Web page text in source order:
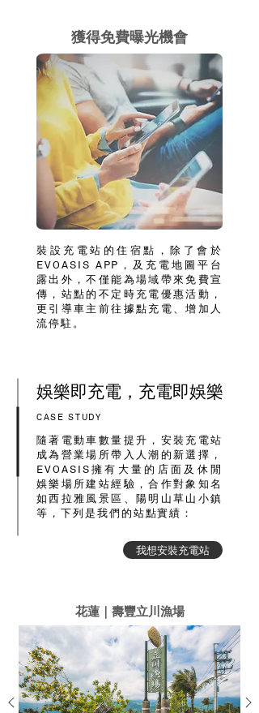
獲得免費曝光機會
裝設充電站的住宿點，除了會於
EVOASIS APP，及充電地圖平台
露出外，不僅能為場域帶來免費宣
傳，站點的不定時充電優惠活動，
更引導車主前往據點充電、增加人
流停駐。
娛樂即充電，充電即娛樂
CASE STUDY
隨著電動車數量提升，安裝充電站
成為營業場所帶入人潮的新選擇，
EVOASIS擁有大量的店面及休閒
娛樂場所建站經驗，合作對象知名
如西拉雅風景區、陽明山草山小鎮
等，下列是我們的站點實績：
我想安裝充電站
花蓮｜壽豐立川漁場